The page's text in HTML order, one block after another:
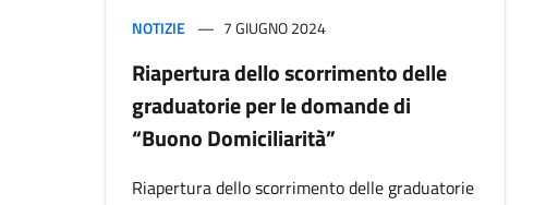
NOTIZIE 7 GIUGNO 2024
Riapertura dello scorrimento delle
graduatorie per le domande di
“Buono Domiciliarità”
Riapertura dello scorrimento delle graduatorie